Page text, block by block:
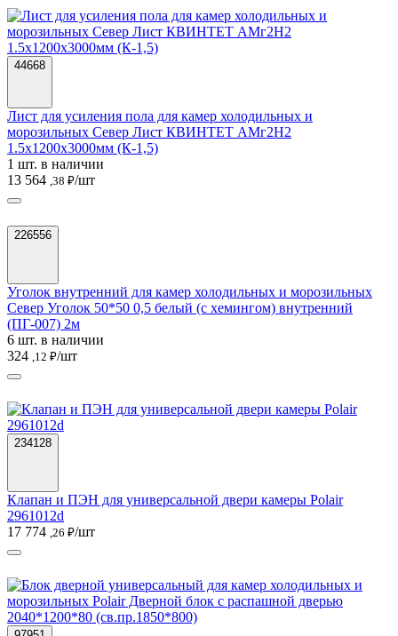
44668
Лист для усиления пола для камер холодильных и
морозильных Север Лист КВИНТЕТ АМг2Н2
1.5х1200х3000мм (К-1,5)
1 шт. в наличии
13 564 ,38 ₽/шт
226556
Уголок внутренний для камер холодильных и морозильных
Север Уголок 50*50 0,5 белый (с хемингом) внутренний
(ПГ-007) 2м
6 шт. в наличии
324 ,12 ₽/шт
234128
Клапан и ПЭН для универсальной двери камеры Polair
2961012d
17 774 ,26 ₽/шт